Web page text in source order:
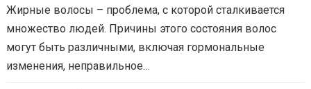
Жирные волосы – проблема, с которой сталкивается
множество людей. Причины этого состояния волос
могут быть различными, включая гормональные
изменения, неправильное…